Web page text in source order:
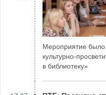
Мероприятие было
культурно-
в библиотеку»